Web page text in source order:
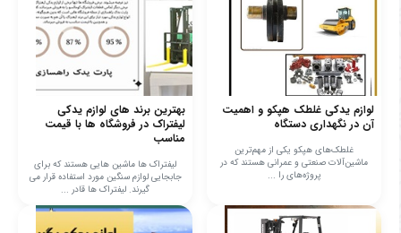
لوازم یدکی غلطک هپکو و اهمیت
آن در نگهداری دستگاه
غلطک‌های هپکو یکی از مهم‌ترین
ماشین‌آلات صنعتی و عمرانی هستند که در
پروژه‌های را ...
بهترین برند های لوازم یدکی
لیفتراک در فروشگاه ها با قیمت
مناسب
لیفتراک ها ماشین هایی هستند که برای
جابجایی لوازم سنگین مورد استفاده قرار می
گیرند. لیفتراک ها قادر ...